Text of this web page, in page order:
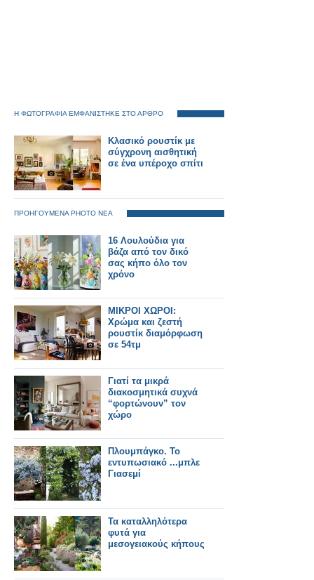
Η ΦΩΤΟΓΡΑΦΙΑ ΕΜΦΑΝΙΣΤΗΚΕ ΣΤΟ ΑΡΘΡΟ
Κλασικό ρουστίκ με
σύγχρονη αισθητική
σε ένα υπέροχο σπίτι
ΠΡΟΗΓΟΥΜΕΝΑ PHOTO ΝΕΑ
16 Λουλούδια για
βάζα από τον δικό
σας κήπο όλο τον
χρόνο
ΜΙΚΡΟΙ ΧΩΡΟΙ:
Χρώμα και ζεστή
ρουστίκ διαμόρφωση
σε 54τμ
Γιατί τα μικρά
διακοσμητικά συχνά
“φορτώνουν” τον
χώρο
Πλουμπάγκο. Το
εντυπωσιακό ...μπλε
Γιασεμί
Τα καταλληλότερα
φυτά για
μεσογειακούς κήπους